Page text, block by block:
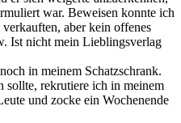
war. Beweisen konnte ich
aber kein offenes
Ist nicht mein Lieblingsverlag
in meinem Schatzschrank.
sollte, rekrutiere ich in meinem
und zocke ein Wochenende